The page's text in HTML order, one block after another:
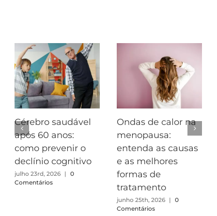
Cérebro saudável
após 60 anos:
como prevenir o
declínio cognitivo
julho 23rd, 2026 | 0
Comentários
Ondas de calor na
menopausa:
entenda as causas
e as melhores
formas de
tratamento
junho 25th, 2026 | 0
Comentários